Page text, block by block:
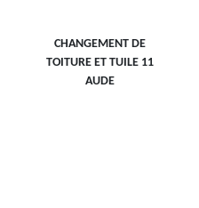
CHANGEMENT DE
TOITURE ET TUILE 11
AUDE